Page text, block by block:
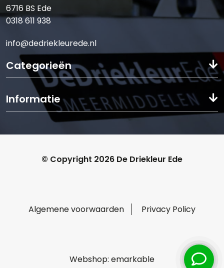
6716 BS Ede
0318 611 938
info@dedriekleurede.nl
Categorieën
Informatie
© Copyright 2026 De Driekleur Ede
Algemene voorwaarden Privacy Policy
Webshop: emarkable